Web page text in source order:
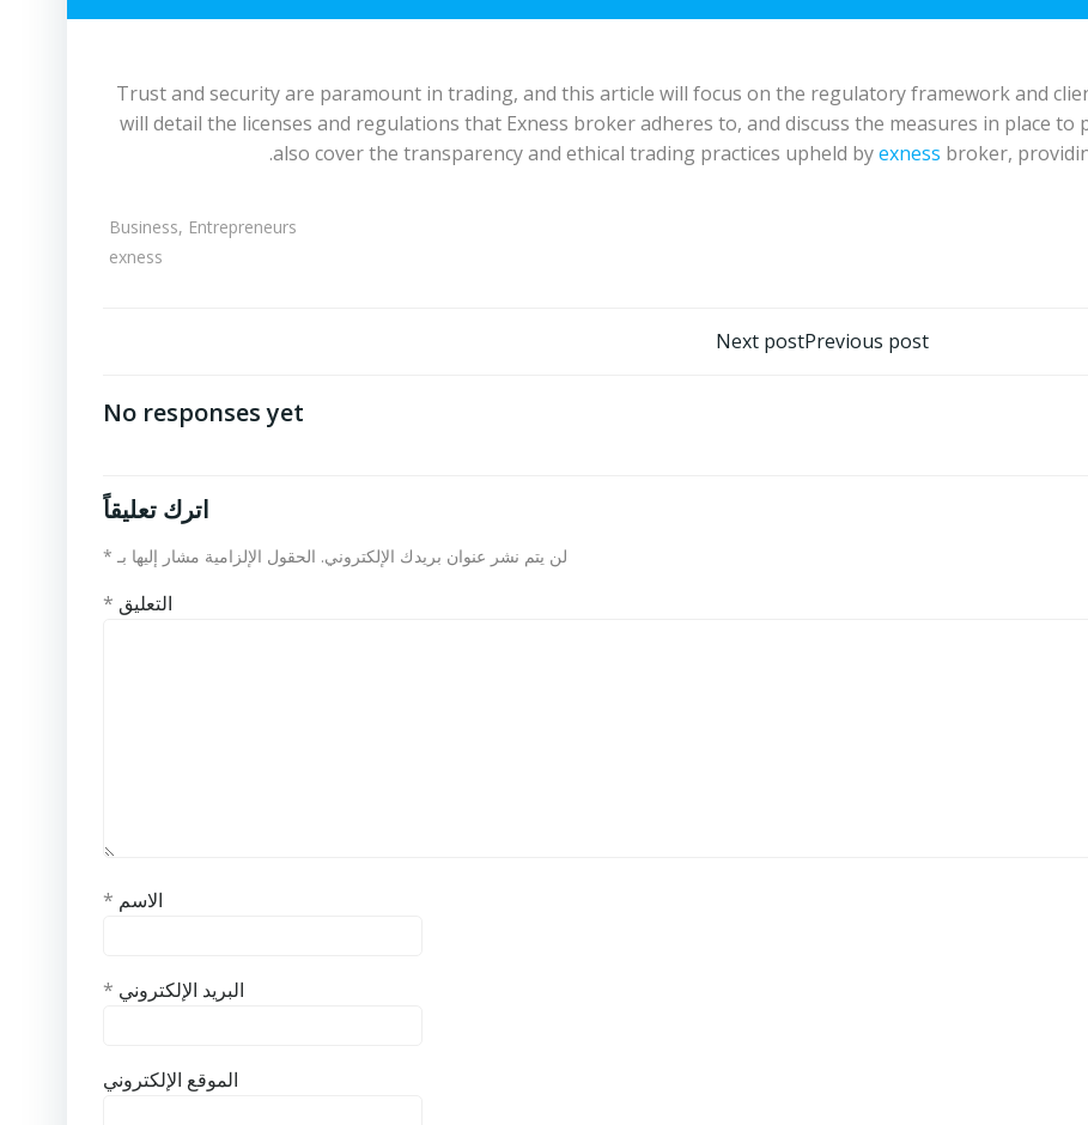
Trust and security are paramount in trading, and this article will focus on the regulatory framework and
will detail the licenses and regulations that Exness broker adheres to, and discuss the measures in place
also cover the transparency and ethical trading practices upheld byexness broker,
Business, Entrepreneurs
exness
Previous postتصفّح
Next post
No responses yet
اترك تعليقاً
لن يتم نشر عنوان بريدك الإلكتروني. الحقول الإلزامية مشار إليها بـ *
التعليق *
الاسم *
البريد الإلكتروني *
الموقع الإلكتروني